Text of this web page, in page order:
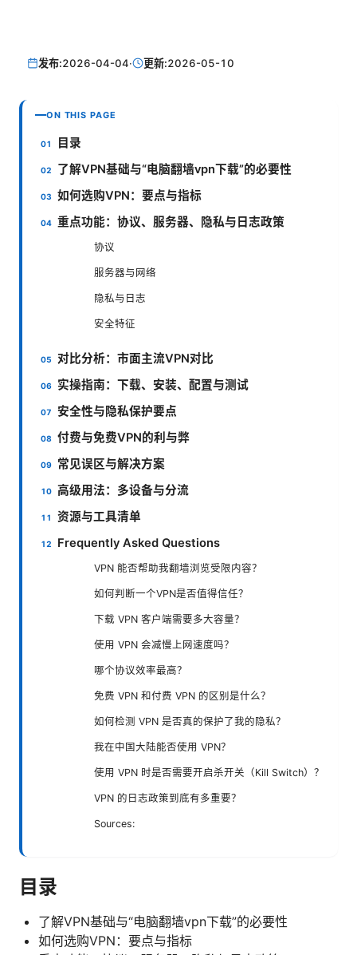
发布:2026-04-04· 更新:2026-05-10
ON THIS PAGE
目录
了解VPN基础与“电脑翻墙vpn下载”的必要性
如何选购VPN：要点与指标
重点功能：协议、服务器、隐私与日志政策
协议
服务器与网络
隐私与日志
安全特征
对比分析：市面主流VPN对比
实操指南：下载、安装、配置与测试
安全性与隐私保护要点
付费与免费VPN的利与弊
常见误区与解决方案
高级用法：多设备与分流
资源与工具清单
Frequently Asked Questions
VPN 能否帮助我翻墙浏览受限内容？
如何判断一个VPN是否值得信任？
下载 VPN 客户端需要多大容量？
使用 VPN 会减慢上网速度吗？
哪个协议效率最高？
免费 VPN 和付费 VPN 的区别是什么？
如何检测 VPN 是否真的保护了我的隐私？
我在中国大陆能否使用 VPN？
使用 VPN 时是否需要开启杀开关（Kill Switch）？
VPN 的日志政策到底有多重要？
Sources:
目录
了解VPN基础与“电脑翻墙vpn下载”的必要性
如何选购VPN：要点与指标